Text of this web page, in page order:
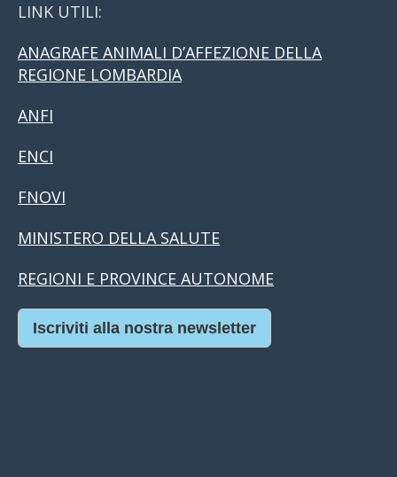
LINK UTILI:
ANAGRAFE ANIMALI D’AFFEZIONE DELLA
REGIONE LOMBARDIA
ANFI
ENCI
FNOVI
MINISTERO DELLA SALUTE
REGIONI E PROVINCE AUTONOME
Iscriviti alla nostra newsletter